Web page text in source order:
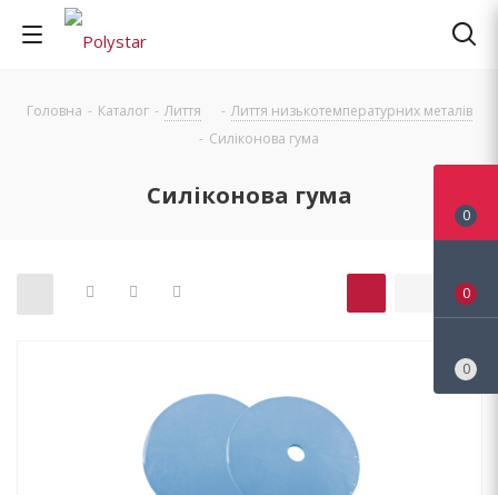
Головна - Каталог - Лиття - Лиття низькотемпературних металів
- Силіконова гума
Силіконова гума
0
0
0